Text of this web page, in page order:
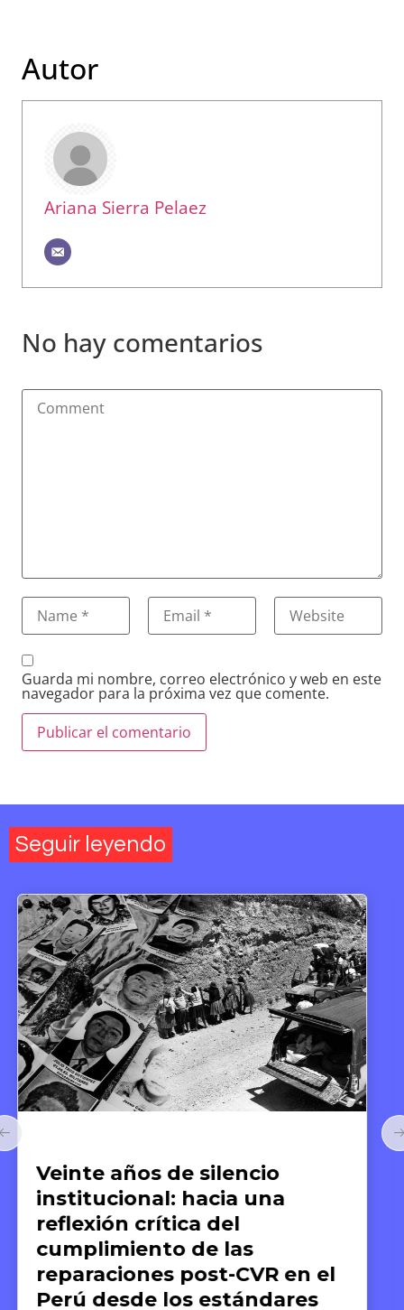
Autor
Ariana Sierra Pelaez
No hay comentarios
Guarda mi nombre, correo electrónico y web en este
navegador para la próxima vez que comente.
Seguir leyendo
El arte de compartir:
Anthony Bourdain y la
gastronomía como medio
para el reconocimiento de la
dignidad humana